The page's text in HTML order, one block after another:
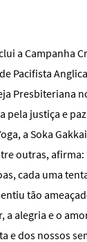
a Campanha
Pacifista
Presbiteriana
justiça e
a Soka
outras,
cada uma
tão
alegria e o
e dos nossos